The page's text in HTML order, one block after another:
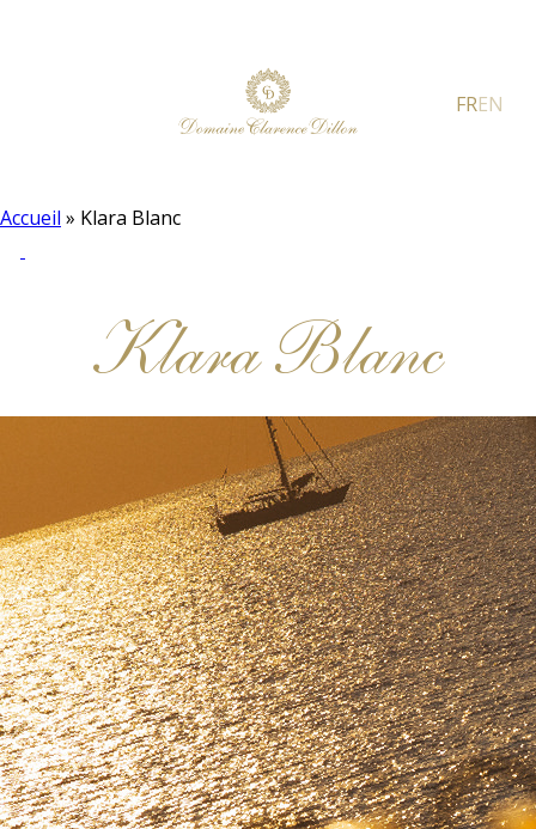
FREN
Accueil » Klara Blanc
Klara Blanc